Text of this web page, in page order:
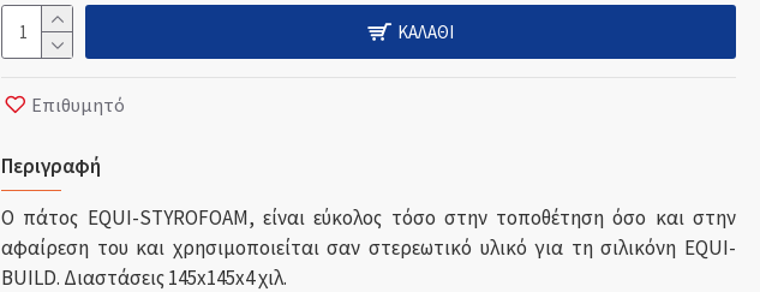
ΚΑΛΆΘΙ
Επιθυμητό
Περιγραφή
Ο πάτος EQUI-STYROFOAM, είναι εύκολος τόσο στην τοποθέτηση όσο και στην
αφαίρεση του και χρησιμοποιείται σαν στερεωτικό υλικό για τη σιλικόνη EQUI-
BUILD. Διαστάσεις 145x145x4 χιλ.